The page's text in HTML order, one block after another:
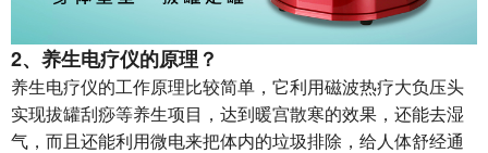
2、 养生电疗仪的原理？
养生电疗仪的工作原理比较简单，它利用磁波热疗大负压头
实现拔罐刮痧等养生项目，达到暖宫散寒的效果，还能去湿
气，而且还能利用微电来把体内的垃圾排除，给人体舒经通